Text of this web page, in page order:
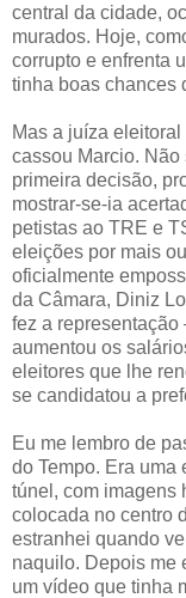
central da cidade,
murados. Hoje,
corrupto e enfrenta
tinha boas chances
Mas a juíza
cassou Marcio.
primeira decisão,
mostrar-se-ia
petistas ao TRE e
eleições por mais
oficialmente
da Câmara, Diniz
fez a
aumentou os
eleitores que lhe
se candidatou a
Eu me lembro de
do Tempo. Era uma
túnel, com imagens
colocada no centro
estranhei quando
naquilo. Depois me
um vídeo que tinha